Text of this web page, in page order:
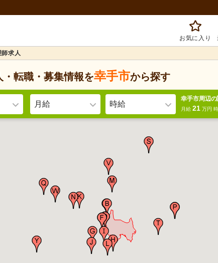
お気に入り
求人
・転職・募集情報を幸手市から探す
月給 時給
幸手市周辺
月給 21万円